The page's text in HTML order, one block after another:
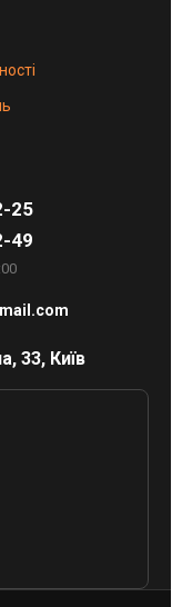
25
49
33, Київ